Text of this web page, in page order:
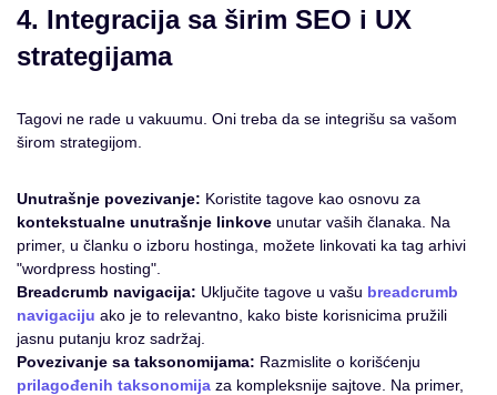
4. Integracija sa širim SEO i UX
strategijama
Tagovi ne rade u vakuumu. Oni treba da se integrišu sa vašom
širom strategijom.
Unutrašnje povezivanje: Koristite tagove kao osnovu za
kontekstualne unutrašnje linkove unutar vaših članaka. Na
primer, u članku o izboru hostinga, možete linkovati ka tag arhivi
"wordpress hosting".
Breadcrumb navigacija: Uključite tagove u vašu breadcrumb
navigaciju ako je to relevantno, kako biste korisnicima pružili
jasnu putanju kroz sadržaj.
Povezivanje sa taksonomijama: Razmislite o korišćenju
prilagođenih taksonomija za kompleksnije sajtove. Na primer,